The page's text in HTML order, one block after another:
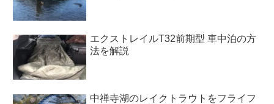
エクストレイルT32前期型 車中泊の方
法を解説
中禅寺湖のレイクトラウトをフライフ